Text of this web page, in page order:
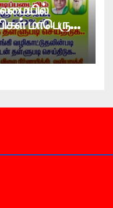
மாபெரும்
!